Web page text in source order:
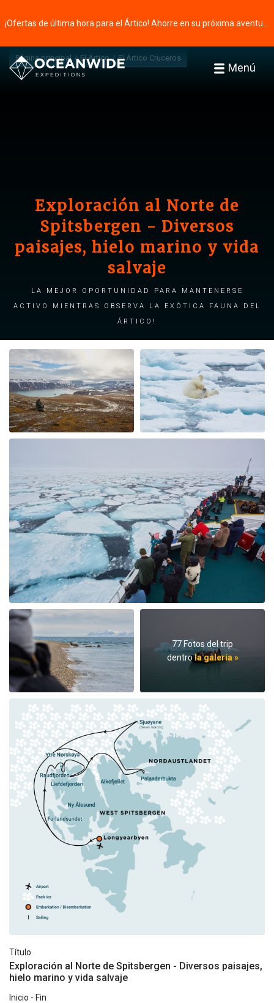
Menú
Página principal El Ártico El Ártico Cruceros
Exploración al Norte de
Spitsbergen - Diversos
paisajes, hielo marino y vida
salvaje
La mejor oportunidad para mantenerse
activo mientras observa la exótica fauna del
Ártico!
77 Fotos del trip
dentrola galería »
Título
Exploración al Norte de Spitsbergen - Diversos paisajes,
hielo marino y vida salvaje
Inicio - Fin